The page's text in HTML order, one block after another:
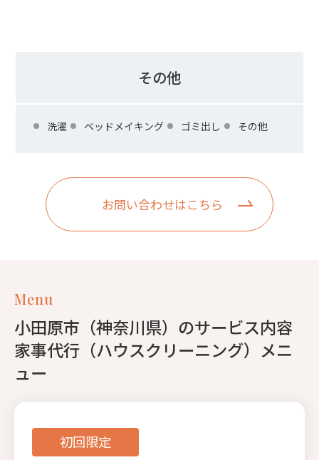
その他
洗濯 ベッドメイキング ゴミ出し その他
お問い合わせはこちら
Menu
小田原市（神奈川県）のサービス内容
家事代行（ハウスクリーニング）メニ
ュー
初回限定